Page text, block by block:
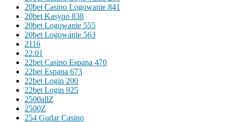
20bet Casino Logowanie 841
20bet Kasyno 838
20bet Logowanie 555
20bet Logowanie 563
2116
22.01
22bet Casino Espana 470
22bet Espana 673
22bet Login 200
22bet Login 925
2500allZ
2500Z
254 Gudar Casino